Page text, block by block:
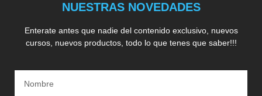
NUESTRAS NOVEDADES
Enterate antes que nadie del contenido exclusivo, nuevos
cursos, nuevos productos, todo lo que tenes que saber!!!